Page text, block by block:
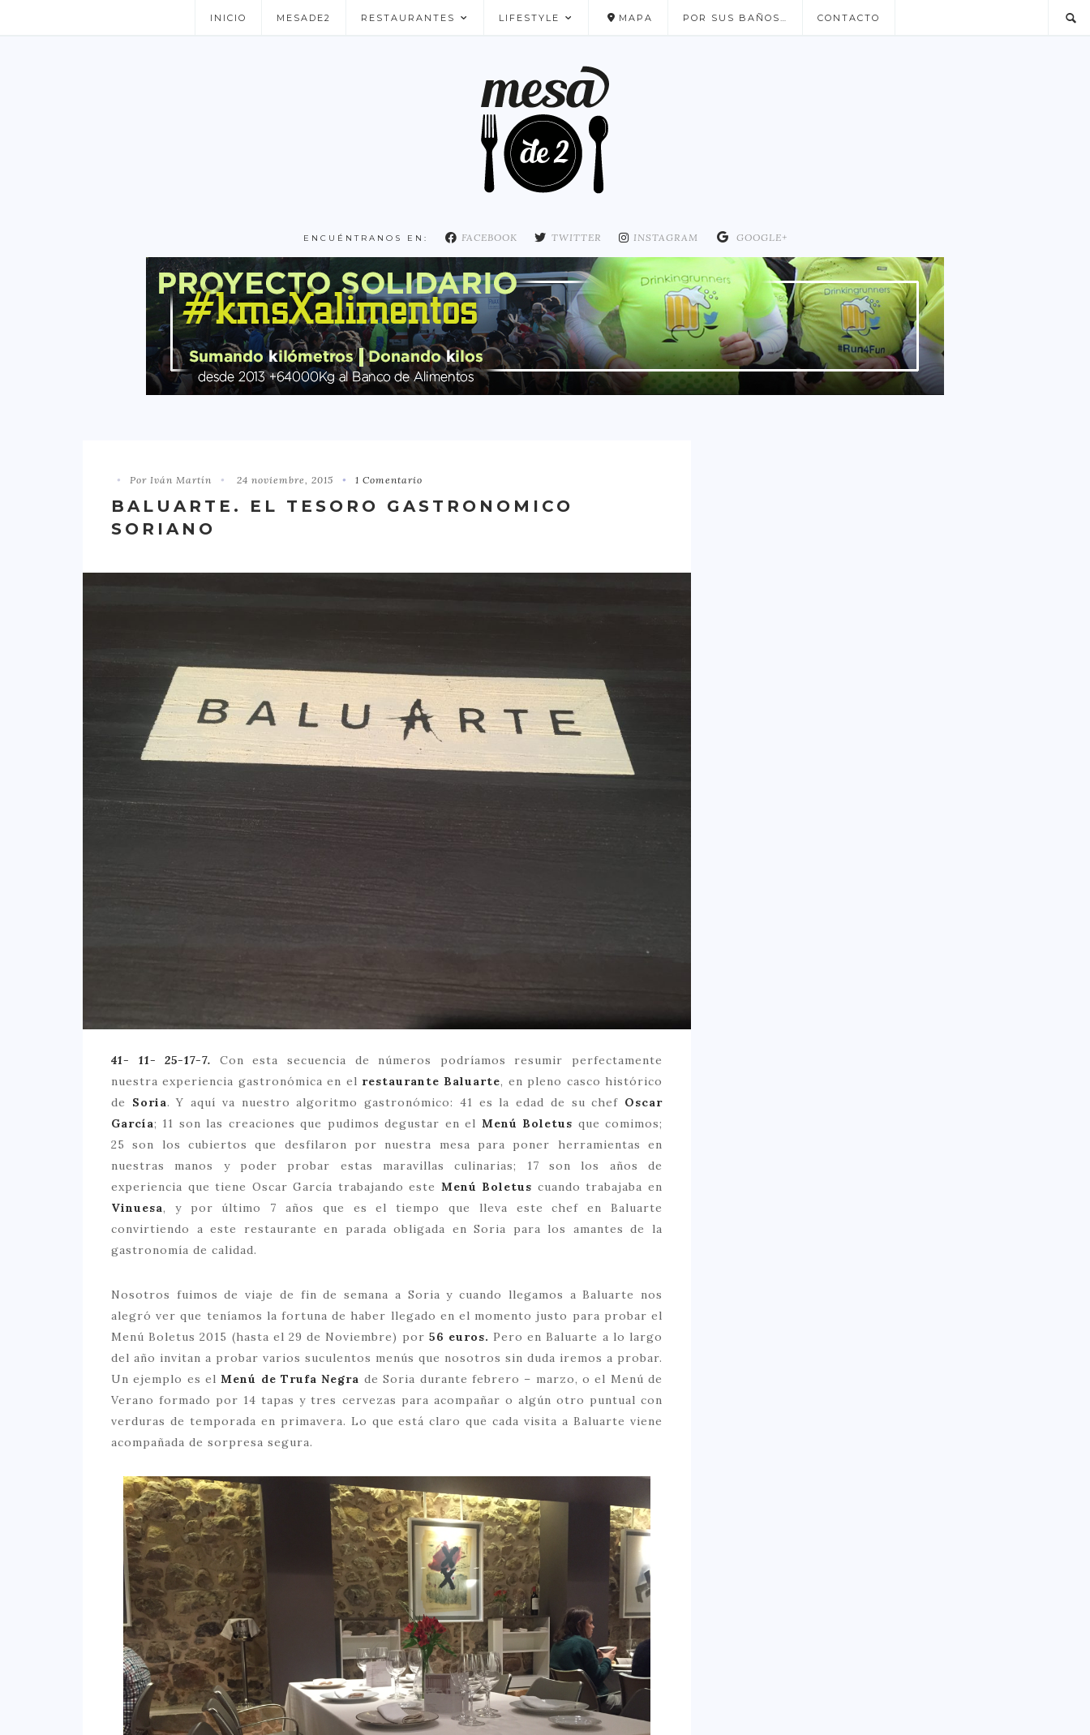
INICIO MESADE2 RESTAURANTES
NUESTROS FAVORITOS
LIFESTYLE MAPA POR SUS BAÑOS… CONTACTO
ENCUÉNTRANOS EN: FACEBOOK TWITTER INSTAGRAM GOOGLE+
Por Iván Martín 24 noviembre, 2015 1 Comentario
BALUARTE. EL TESORO GASTRONOMICO
SORIANO
41- 11- 25-17-7. Con esta secuencia de números podríamos resumir perfectamente
nuestra experiencia gastronómica en el restaurante Baluarte, en pleno casco histórico
de Soria. Y aquí va nuestro algoritmo gastronómico: 41 es la edad de su chef Oscar
García; 11 son las creaciones que pudimos degustar en el Menú Boletus que comimos;
25 son los cubiertos que desfilaron por nuestra mesa para poner herramientas en
nuestras manos y poder probar estas maravillas culinarias; 17 son los años de
experiencia que tiene Oscar García trabajando este Menú Boletus cuando trabajaba en
Vinuesa, y por último 7 años que es el tiempo que lleva este chef en Baluarte
convirtiendo a este restaurante en parada obligada en Soria para los amantes de la
gastronomía de calidad.
Nosotros fuimos de viaje de fin de semana a Soria y cuando llegamos a Baluarte nos
alegró ver que teníamos la fortuna de haber llegado en el momento justo para probar el
Menú Boletus 2015 (hasta el 29 de Noviembre) por 56 euros.Pero en Baluarte a lo largo
del año invitan a probar varios suculentos menús que nosotros sin duda iremos a probar.
Un ejemplo es elMenú de Trufa Negra de Soria durante febrero – marzo, o el Menú de
Verano formado por 14 tapas y tres cervezas para acompañar o algún otro puntual con
verduras de temporada en primavera. Lo que está claro que cada visita a Baluarte viene
acompañada de sorpresa segura.